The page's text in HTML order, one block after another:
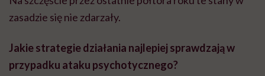
zasadzie się nie zdarzały.
Jakie strategie działania najlepiej sprawdzają w
przypadku ataku psychotycznego?